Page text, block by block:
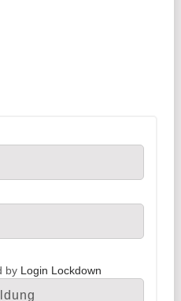
by Login Lockdown